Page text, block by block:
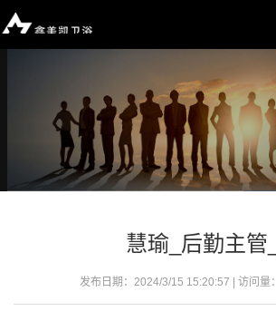
慧瑜_后勤主管_
发布日期：2024/3/15 15:20:57 | 访问量：